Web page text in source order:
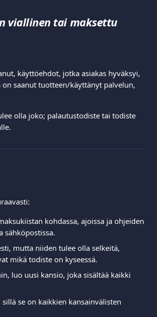
viallinen tai maksettu
käyttöehdot, jotka asiakas hyväksyi,
saanut tuotteen/käyttänyt palvelun,
olla joko; palautustodiste tai todiste
kohdassa, ajoissa ja ohjeiden
sähköpostissa.
mutta niiden tulee olla selkeitä,
mikä todiste on kyseessä.
luo uusi kansio, joka sisältää kaikki
se on kaikkien kansainvälisten